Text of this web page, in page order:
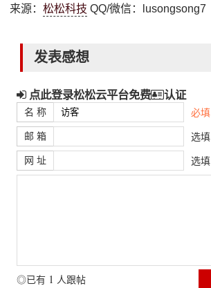
来源：松松科技 QQ/微信：lusongsong7
发表感想
点此登录松松云平台免费 认证
名 称 必填
邮 箱 选填
网 址 选填
◎已有 1 人跟帖